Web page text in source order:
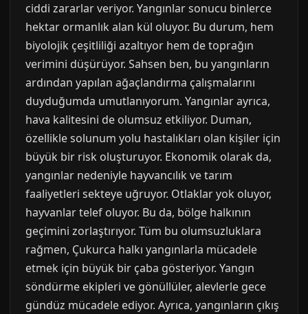
ciddi zararlar veriyor. Yangınlar sonucu binlerce
hektar ormanlık alan kül oluyor. Bu durum, hem
biyolojik çeşitliliği azaltıyor hem de toprağın
verimini düşürüyor. Sahsen ben, bu yangınların
ardından yapılan ağaçlandırma çalışmalarını
duyduğumda umutlanıyorum. Yangınlar ayrıca,
hava kalitesini de olumsuz etkiliyor. Duman,
özellikle solunum yolu hastalıkları olan kişiler için
büyük bir risk oluşturuyor. Ekonomik olarak da,
yangınlar nedeniyle hayvancılık ve tarım
faaliyetleri sekteye uğruyor. Otlaklar yok oluyor,
hayvanlar telef oluyor. Bu da, bölge halkının
geçimini zorlaştırıyor. Tüm bu olumsuzluklara
rağmen, Çukurca halkı yangınlarla mücadele
etmek için büyük bir çaba gösteriyor. Yangın
söndürme ekipleri ve gönüllüler, alevlerle gece
gündüz mücadele ediyor. Ayrıca, yangınların çıkış